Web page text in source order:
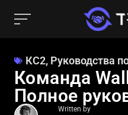
КС2, Руководства
Команда
Полное
Written by